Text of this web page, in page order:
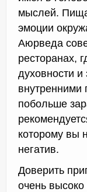
мыслей.
эмоции
Аюрведа
ресторанах,
духовности
побольше
которому вы
негатив.
Доверить
очень